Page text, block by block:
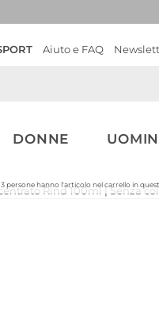
Aiuto e FAQ
DONNE
3 persone hanno l'articolo nel carrello in